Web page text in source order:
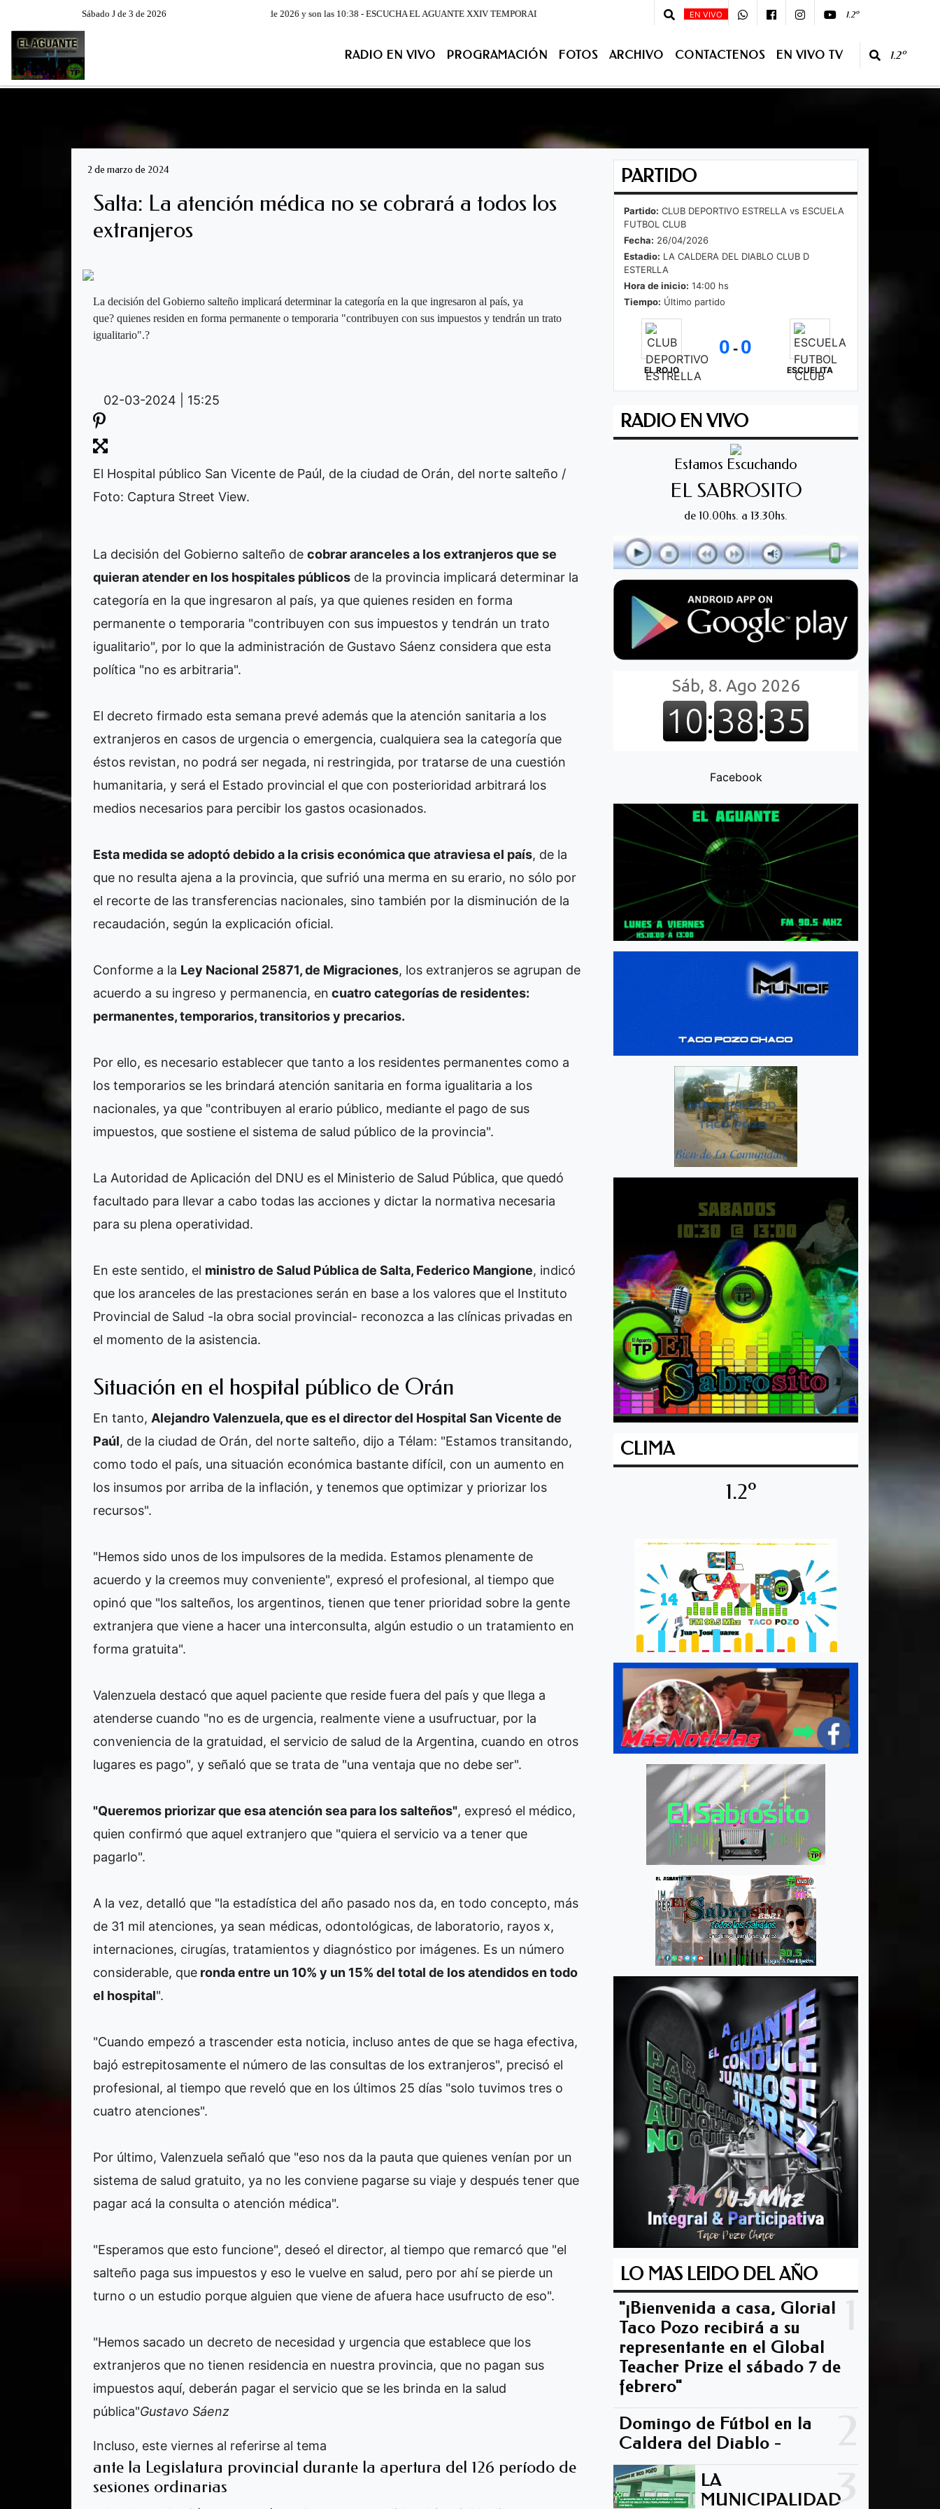
Sábado J de 3 de 2026Hoy es Sábado 8 de Agosto de 2026 y son las 10:38 - ESCUCHA EL AGUANTE XXIV TEMPORADA DE LUNES A VIERNES DESDE LA 07:00 - 08 :00 - Primera Edición - 10:00 - 13:00 Segunda Edición -
EN VIVO 1.2º
PROGRAMACIÓN FOTOS ARCHIVO CONTACTENOS EN VIVO TV
RADIO EN VIVO PROGRAMACIÓN FOTOS ARCHIVO CONTACTENOS EN VIVO TV 1.2º
2 de marzo de 2024
Salta: La atención médica no se cobrará a todos los
extranjeros
La decisión del Gobierno salteño implicará determinar la categoría en la que ingresaron al país, ya
que? quienes residen en forma permanente o temporaria "contribuyen con sus impuestos y tendrán un trato
igualitario".?
02-03-2024 | 15:25
El Hospital público San Vicente de Paúl, de la ciudad de Orán, del norte salteño /
Foto: Captura Street View.
La decisión del Gobierno salteño de cobrar aranceles a los extranjeros que se
quieran atender en los hospitales públicos de la provincia implicará determinar la
categoría en la que ingresaron al país, ya que quienes residen en forma
permanente o temporaria "contribuyen con sus impuestos y tendrán un trato
igualitario", por lo que la administración de Gustavo Sáenz considera que esta
política "no es arbitraria".
El decreto firmado esta semana prevé además que la atención sanitaria a los
extranjeros en casos de urgencia o emergencia, cualquiera sea la categoría que
éstos revistan, no podrá ser negada, ni restringida, por tratarse de una cuestión
humanitaria, y será el Estado provincial el que con posterioridad arbitrará los
medios necesarios para percibir los gastos ocasionados.
Esta medida se adoptó debido a la crisis económica que atraviesa el país, de la
que no resulta ajena a la provincia, que sufrió una merma en su erario, no sólo por
el recorte de las transferencias nacionales, sino también por la disminución de la
recaudación, según la explicación oficial.
Conforme a la Ley Nacional 25871, de Migraciones, los extranjeros se agrupan de
acuerdo a su ingreso y permanencia, en cuatro categorías de residentes:
permanentes, temporarios, transitorios y precarios.
Por ello, es necesario establecer que tanto a los residentes permanentes como a
los temporarios se les brindará atención sanitaria en forma igualitaria a los
nacionales, ya que "contribuyen al erario público, mediante el pago de sus
impuestos, que sostiene el sistema de salud público de la provincia".
La Autoridad de Aplicación del DNU es el Ministerio de Salud Pública, que quedó
facultado para llevar a cabo todas las acciones y dictar la normativa necesaria
para su plena operatividad.
En este sentido, el ministro de Salud Pública de Salta, Federico Mangione, indicó
que los aranceles de las prestaciones serán en base a los valores que el Instituto
Provincial de Salud -la obra social provincial- reconozca a las clínicas privadas en
el momento de la asistencia.
Situación en el hospital público de Orán
En tanto, Alejandro Valenzuela, que es el director del Hospital San Vicente de
Paúl, de la ciudad de Orán, del norte salteño, dijo a Télam: "Estamos transitando,
como todo el país, una situación económica bastante difícil, con un aumento en
los insumos por arriba de la inflación, y tenemos que optimizar y priorizar los
recursos".
"Hemos sido unos de los impulsores de la medida. Estamos plenamente de
acuerdo y la creemos muy conveniente", expresó el profesional, al tiempo que
opinó que "los salteños, los argentinos, tienen que tener prioridad sobre la gente
extranjera que viene a hacer una interconsulta, algún estudio o un tratamiento en
forma gratuita".
Valenzuela destacó que aquel paciente que reside fuera del país y que llega a
atenderse cuando "no es de urgencia, realmente viene a usufructuar, por la
conveniencia de la gratuidad, el servicio de salud de la Argentina, cuando en otros
lugares es pago", y señaló que se trata de "una ventaja que no debe ser".
"Queremos priorizar que esa atención sea para los salteños", expresó el médico,
quien confirmó que aquel extranjero que "quiera el servicio va a tener que
pagarlo".
A la vez, detalló que "la estadística del año pasado nos da, en todo concepto, más
de 31 mil atenciones, ya sean médicas, odontológicas, de laboratorio, rayos x,
internaciones, cirugías, tratamientos y diagnóstico por imágenes. Es un número
considerable, que ronda entre un 10% y un 15% del total de los atendidos en todo
el hospital".
"Cuando empezó a trascender esta noticia, incluso antes de que se haga efectiva,
bajó estrepitosamente el número de las consultas de los extranjeros", precisó el
profesional, al tiempo que reveló que en los últimos 25 días "solo tuvimos tres o
cuatro atenciones".
Por último, Valenzuela señaló que "eso nos da la pauta que quienes venían por un
sistema de salud gratuito, ya no les conviene pagarse su viaje y después tener que
pagar acá la consulta o atención médica".
"Esperamos que esto funcione", deseó el director, al tiempo que remarcó que "el
salteño paga sus impuestos y eso le vuelve en salud, pero por ahí se pierde un
turno o un estudio porque alguien que viene de afuera hace usufructo de eso".
"Hemos sacado un decreto de necesidad y urgencia que establece que los
extranjeros que no tienen residencia en nuestra provincia, que no pagan sus
impuestos aquí, deberán pagar el servicio que se les brinda en la salud
pública"Gustavo Sáenz
Incluso, este viernes al referirse al tema
ante la Legislatura provincial durante la apertura del 126 período de
sesiones ordinarias
PARTIDO
Partido: CLUB DEPORTIVO ESTRELLA vs ESCUELA
FUTBOL CLUB
Fecha: 26/04/2026
Estadio: LA CALDERA DEL DIABLO CLUB D
ESTERLLA
Hora de inicio: 14:00 hs
Tiempo: Último partido
EL ROJO
0 - 0
ESCUELITA
RADIO EN VIVO
Estamos Escuchando
EL SABROSITO
de 10.00hs. a 13.30hs.
Facebook
CLIMA
1.2º
LO MAS LEIDO DEL AÑO
"¡Bienvenida a casa, Gloria!
Taco Pozo recibirá a su
representante en el Global
Teacher Prize el sábado 7 de
febrero"
Domingo de Fútbol en la
Caldera del Diablo -
3
LA
MUNICIPALIDAD